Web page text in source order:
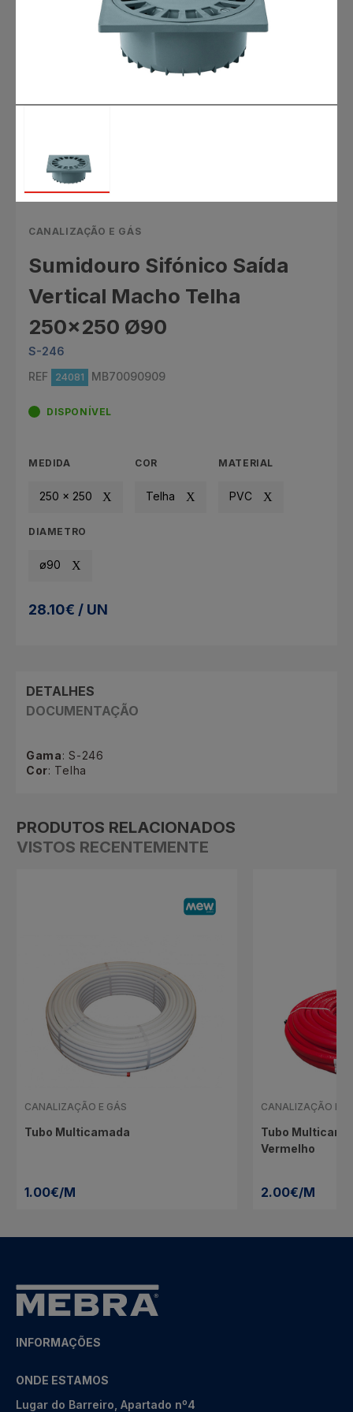
CANALIZAÇÃO E GÁS
Sumidouro Sifónico Saída
Vertical Macho Telha
250x250 Ø90
S-246
REF
24081 MB70090909
DISPONÍVEL
MEDIDA
250 x 250
COR
Telha
MATERIAL
PVC
DIAMETRO
ø90
28.10€ / UN
DETALHES
DOCUMENTAÇÃO
Gama: S-246
Cor: Telha
PRODUTOS RELACIONADOS
VISTOS RECENTEMENTE
CANALIZAÇÃO E GÁS
Tubo Multicamada
1.00€/M
CANALIZAÇÃO E
Tubo
Vermelho
2.00€/M
INFORMAÇÕES
ONDE ESTAMOS
Lugar do Barreiro, Apartado nº4